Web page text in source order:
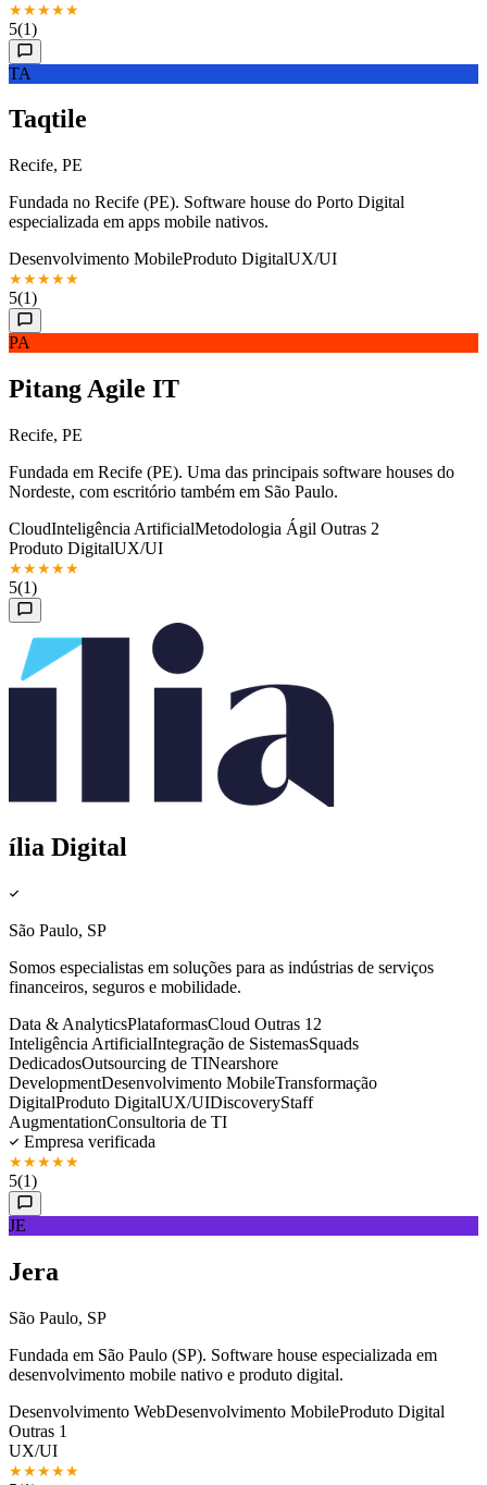
★★★★★
5(1)
TA
Taqtile
Recife, PE
Fundada no Recife (PE). Software house do Porto Digital
especializada em apps mobile nativos.
Desenvolvimento MobileProduto DigitalUX/UI
★★★★★
5(1)
PA
Pitang Agile IT
Recife, PE
Fundada em Recife (PE). Uma das principais software houses do
Nordeste, com escritório também em São Paulo.
CloudInteligência ArtificialMetodologia Ágil Outras 2
Produto DigitalUX/UI
★★★★★
5(1)
ília Digital
São Paulo, SP
Somos especialistas em soluções para as indústrias de serviços
financeiros, seguros e mobilidade.
Data & AnalyticsPlataformasCloud Outras 12
Inteligência ArtificialIntegração de SistemasSquads
DedicadosOutsourcing de TINearshore
DevelopmentDesenvolvimento MobileTransformação
DigitalProduto DigitalUX/UIDiscoveryStaff
AugmentationConsultoria de TI
Empresa verificada
★★★★★
5(1)
JE
Jera
São Paulo, SP
Fundada em São Paulo (SP). Software house especializada em
desenvolvimento mobile nativo e produto digital.
Desenvolvimento WebDesenvolvimento MobileProduto Digital
Outras 1
UX/UI
★★★★★